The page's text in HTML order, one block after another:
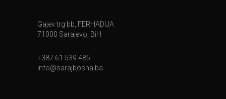
Gajev trg bb, FERHADIJA
71000 Sarajevo, BiH
+387 61 539 485
info@sarajbosna.ba